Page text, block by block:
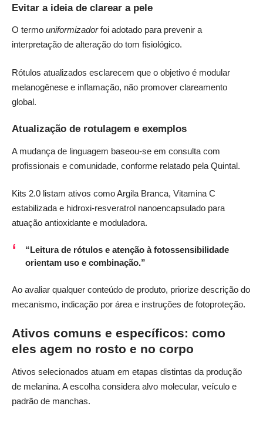
Evitar a ideia de clarear a pele
O termo uniformizadorfoi adotado para prevenir a
interpretação de alteração do tom fisiológico.
Rótulos atualizados esclarecem que o objetivo é modular
melanogênese e inflamação, não promover clareamento
global.
Atualização de rotulagem e exemplos
A mudança de linguagem baseou-se em consulta com
profissionais e comunidade, conforme relatado pela Quintal.
Kits 2.0 listam ativos como Argila Branca, Vitamina C
estabilizada e hidroxi-resveratrol nanoencapsulado para
atuação antioxidante e moduladora.
“Leitura de rótulos e atenção à fotossensibilidade
orientam uso e combinação.”
Ao avaliar qualquer conteúdo de produto, priorize descrição do
mecanismo, indicação por área e instruções de fotoproteção.
Ativos comuns e específicos: como
eles agem no rosto e no corpo
Ativos selecionados atuam em etapas distintas da produção
de melanina. A escolha considera alvo molecular, veículo e
padrão de manchas.